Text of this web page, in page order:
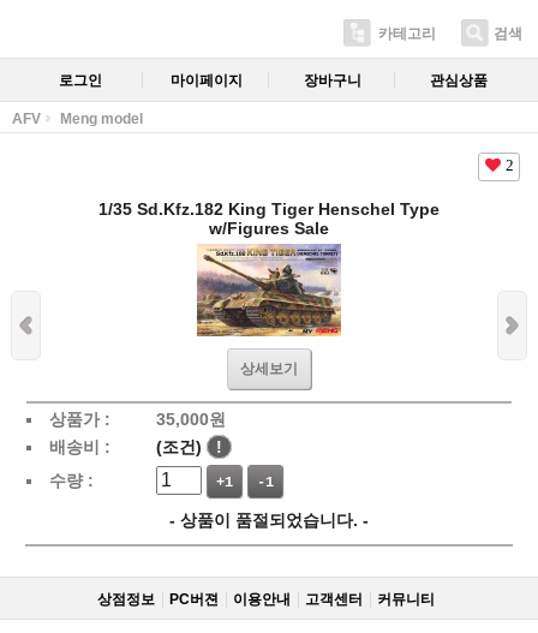
카테고리 검색
로그인 마이페이지 장바구니 관심상품
AFV Meng model
2
1/35 Sd.Kfz.182 King Tiger Henschel Type
w/Figures Sale
상세보기
상품가 : 35,000원
배송비 :
(조건)
!
수량 :
+1 -1
- 상품이 품절되었습니다. -
상점정보 PC버젼 이용안내 고객센터 커뮤니티